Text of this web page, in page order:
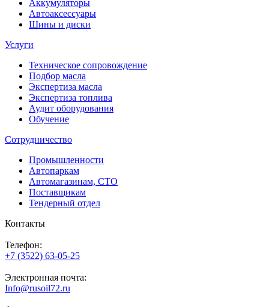
Аккумуляторы
Автоаксессуары
Шины и диски
Услуги
Техническое сопровождение
Подбор масла
Экспертиза масла
Экспертиза топлива
Аудит оборудования
Обучение
Сотрудничество
Промышленности
Автопаркам
Автомагазинам, СТО
Поставщикам
Тендерный отдел
Контакты
Телефон:
+7 (3522) 63-05-25
Электронная почта:
Info@rusoil72.ru